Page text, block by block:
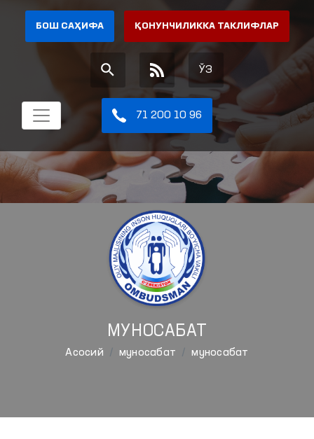
БОШ САҲИФА ҚОНУНЧИЛИККА ТАКЛИФЛАР
ЎЗ
71 200 10 96
МУНОСАБАТ
Aсосий муносабат муносабат